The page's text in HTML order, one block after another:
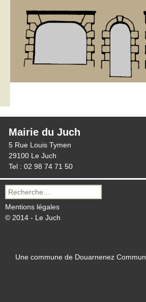
Mairie du Juch
5 Rue Louis Tymen
29100 Le Juch
Tel : 02 98 74 71 50
Recherche
pour :
Mentions légales
© 2014 - Le Juch
Une commune de Douarnenez